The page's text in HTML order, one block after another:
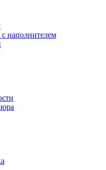
наполнителем